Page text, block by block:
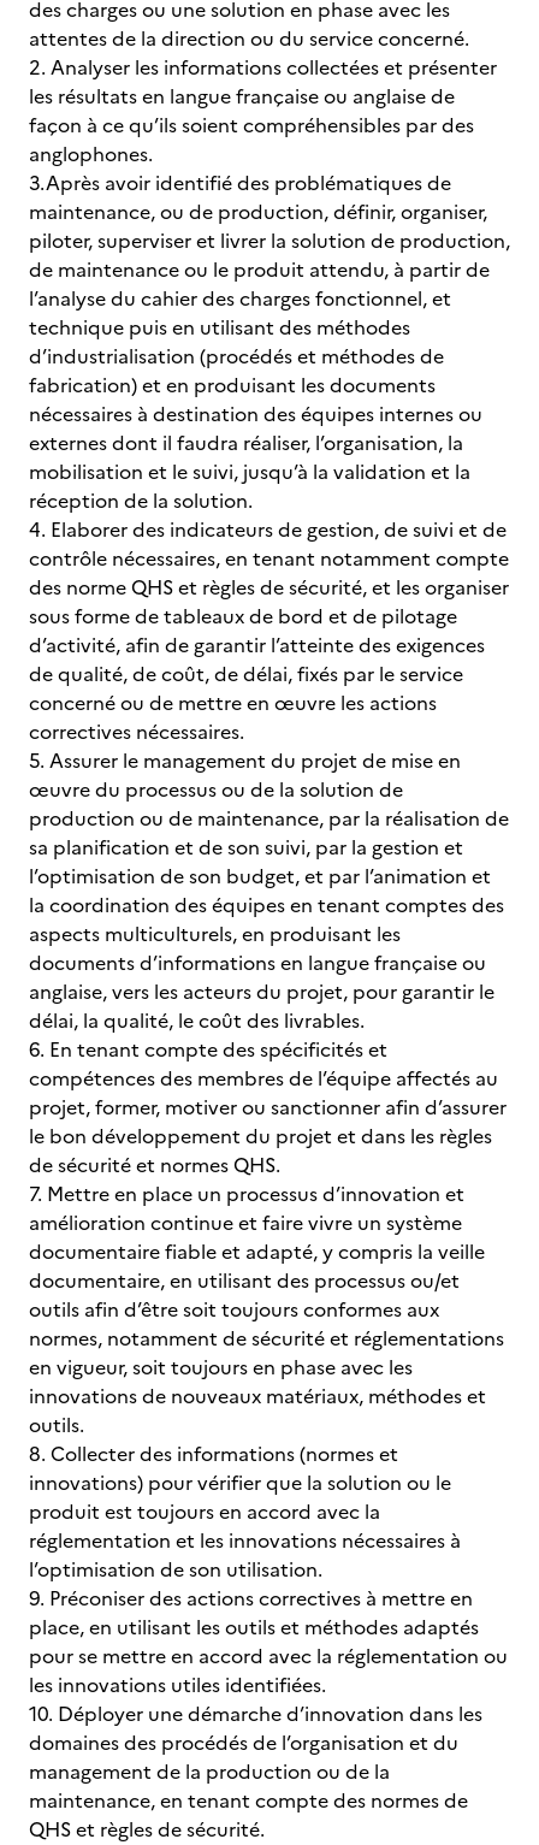
des charges ou une solution en phase avec les
attentes de la direction ou du service concerné.
2. Analyser les informations collectées et présenter
les résultats en langue française ou anglaise de
façon à ce qu’ils soient compréhensibles par des
anglophones.
3.Après avoir identifié des problématiques de
maintenance, ou de production, définir, organiser,
piloter, superviser et livrer la solution de production,
de maintenance ou le produit attendu, à partir de
l’analyse du cahier des charges fonctionnel, et
technique puis en utilisant des méthodes
d’industrialisation (procédés et méthodes de
fabrication) et en produisant les documents
nécessaires à destination des équipes internes ou
externes dont il faudra réaliser, l’organisation, la
mobilisation et le suivi, jusqu’à la validation et la
réception de la solution.
4. Elaborer des indicateurs de gestion, de suivi et de
contrôle nécessaires, en tenant notamment compte
des norme QHS et règles de sécurité, et les organiser
sous forme de tableaux de bord et de pilotage
d’activité, afin de garantir l’atteinte des exigences
de qualité, de coût, de délai, fixés par le service
concerné ou de mettre en œuvre les actions
correctives nécessaires.
5. Assurer le management du projet de mise en
œuvre du processus ou de la solution de
production ou de maintenance, par la réalisation de
sa planification et de son suivi, par la gestion et
l’optimisation de son budget, et par l’animation et
la coordination des équipes en tenant comptes des
aspects multiculturels, en produisant les
documents d’informations en langue française ou
anglaise, vers les acteurs du projet, pour garantir le
délai, la qualité, le coût des livrables.
6. En tenant compte des spécificités et
compétences des membres de l’équipe affectés au
projet, former, motiver ou sanctionner afin d’assurer
le bon développement du projet et dans les règles
de sécurité et normes QHS.
7. Mettre en place un processus d’innovation et
amélioration continue et faire vivre un système
documentaire fiable et adapté, y compris la veille
documentaire, en utilisant des processus ou/et
outils afin d’être soit toujours conformes aux
normes, notamment de sécurité et réglementations
en vigueur, soit toujours en phase avec les
innovations de nouveaux matériaux, méthodes et
outils.
8. Collecter des informations (normes et
innovations) pour vérifier que la solution ou le
produit est toujours en accord avec la
réglementation et les innovations nécessaires à
l’optimisation de son utilisation.
9. Préconiser des actions correctives à mettre en
place, en utilisant les outils et méthodes adaptés
pour se mettre en accord avec la réglementation ou
les innovations utiles identifiées.
10. Déployer une démarche d’innovation dans les
domaines des procédés de l’organisation et du
management de la production ou de la
maintenance, en tenant compte des normes de
QHS et règles de sécurité.